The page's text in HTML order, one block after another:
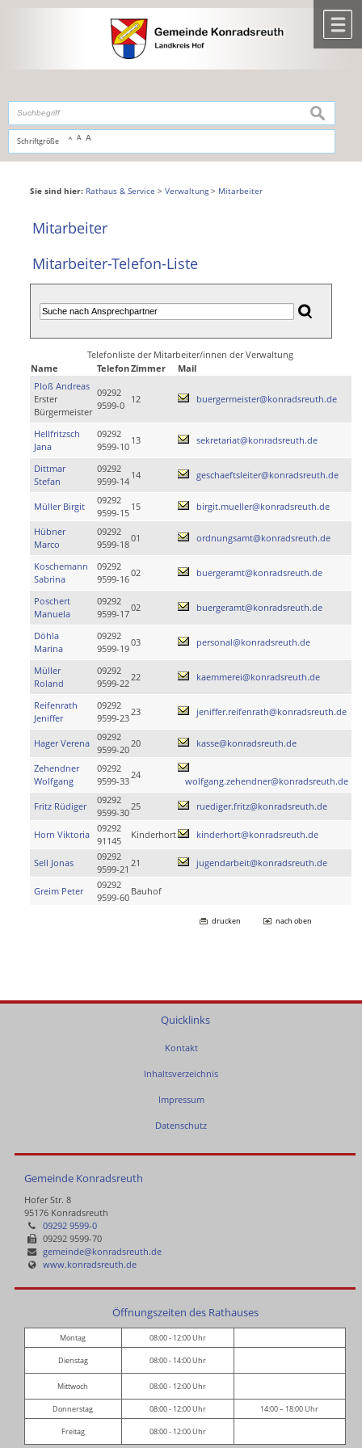
,zur Navigationoderzur Startseitespringen.
Schriftgröße A A A
suchen
Sie sind hier: Rathaus & Service > Verwaltung> Mitarbeiter
Mitarbeiter
Mitarbeiter-Telefon-Liste
Telefonliste der Mitarbeiter/innen der Verwaltung
Name
TelefonZimmer
Mail
Ploß Andreas
Erster
Bürgermeister
09292
9599-0
12 buergermeister@konradsreuth.de
Hellfritzsch
Jana
09292
9599-10
13 sekretariat@konradsreuth.de
Dittmar
Stefan
09292
9599-14
14 geschaeftsleiter@konradsreuth.de
Müller Birgit
09292
9599-15
15 birgit.mueller@konradsreuth.de
Hübner
Marco
09292
9599-18
01 ordnungsamt@konradsreuth.de
Koschemann
Sabrina
09292
9599-16
02 buergeramt@konradsreuth.de
Poschert
Manuela
09292
9599-17
02 buergeramt@konradsreuth.de
Döhla
Marina
09292
9599-19
03 personal@konradsreuth.de
Müller
Roland
09292
9599-22
22 kaemmerei@konradsreuth.de
Reifenrath
Jeniffer
09292
9599-23
23 jeniffer.reifenrath@konradsreuth.de
Hager Verena
09292
9599-20
20 kasse@konradsreuth.de
Zehendner
Wolfgang
09292
9599-33
24
wolfgang.zehendner@konradsreuth.de
Fritz Rüdiger
09292
9599-30
25 ruediger.fritz@konradsreuth.de
Horn Viktoria
09292
91145
Kinderhort kinderhort@konradsreuth.de
Sell Jonas
09292
9599-21
21 jugendarbeit@konradsreuth.de
Greim Peter
09292
9599-60
Bauhof
drucken nach oben
Quicklinks
Kontakt
Inhaltsverzeichnis
Impressum
Datenschutz
Gemeinde Konradsreuth
Hofer Str. 8
95176 Konradsreuth
09292 9599-0
09292 9599-70
gemeinde@konradsreuth.de
www.konradsreuth.de
Öffnungszeiten des Rathauses
Montag 08:00 - 12:00 Uhr
Dienstag 08:00 - 14:00 Uhr
Mittwoch 08:00 - 12:00 Uhr
Donnerstag 08:00 - 12:00 Uhr 14:00 – 18:00 Uhr
Freitag 08:00 - 12:00 Uhr